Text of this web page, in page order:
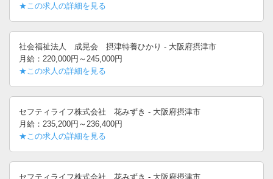
★この求人の詳細を見る
社会福祉法人 成晃会 摂津特養ひかり - 大阪府摂津市
月給：220,000円～245,000円
★この求人の詳細を見る
セフティライフ株式会社 花みずき - 大阪府摂津市
月給：235,200円～236,400円
★この求人の詳細を見る
セフティライフ株式会社 花みずき - 大阪府摂津市